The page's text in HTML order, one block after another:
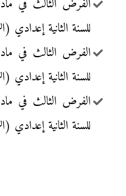
الفرض الثالث في
للسنة الثانية إعدادي (النموذج
الفرض الثالث في
للسنة الثانية إعدادي (النموذج
الفرض الثالث في
للسنة الثانية إعدادي (النموذج